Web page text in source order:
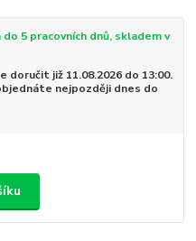
5 pracovních dnů, skladem v
doručit již 11.08.2026 do 13:00.
nejpozději dnes do